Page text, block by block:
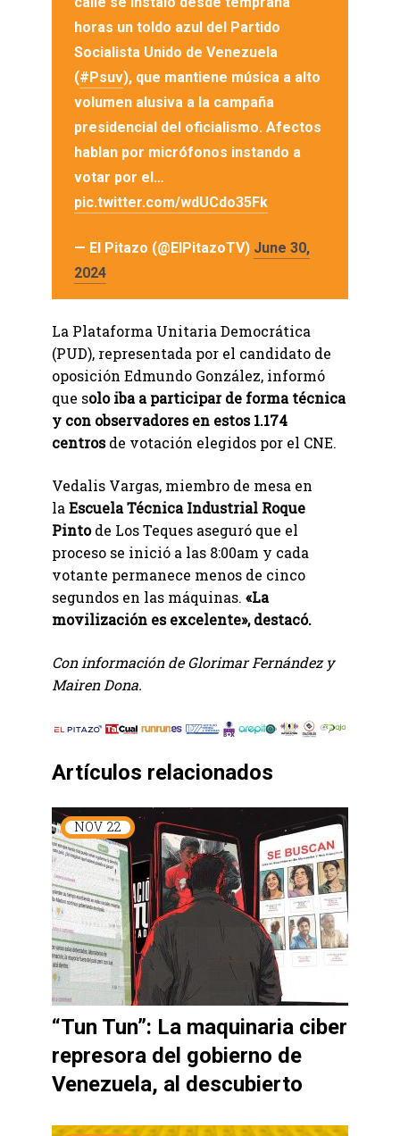
horas un toldo azul del Partido
Socialista Unido de Venezuela
(#Psuv), que mantiene música a alto
volumen alusiva a la campaña
presidencial del oficialismo. Afectos
hablan por micrófonos instando a
votar por el…
pic.twitter.com/wdUCdo35Fk
— El Pitazo (@ElPitazoTV) June 30,
2024
La Plataforma Unitaria Democrática
(PUD), representada por el candidato de
oposición Edmundo González, informó
que solo iba a participar de forma técnica
y con observadores en estos 1.174
centrosde votación elegidos por el CNE.
Vedalis Vargas, miembro de mesa en
la Escuela Técnica Industrial Roque
Pintode Los Teques aseguró que el
proceso se inició a las 8:00am y cada
votante permanece menos de cinco
segundos en las máquinas. «La
movilización es excelente», destacó.
Con información de Glorimar Fernández y
Mairen Dona.
Artículos relacionados
NOV 22
“Tun Tun”: La maquinaria ciber
represora del gobierno de
Venezuela, al descubierto